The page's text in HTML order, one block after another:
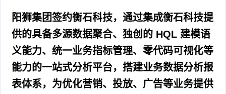
阳狮集团签约衡石科技，通过集成衡石科技提
供的具备多源数据聚合、独创的 HQL 建模语
义能力、统一业务指标管理、零代码可视化等
能力的一站式分析平台，搭建业务数据分析报
表体系，为优化营销、投放、广告等业务提供